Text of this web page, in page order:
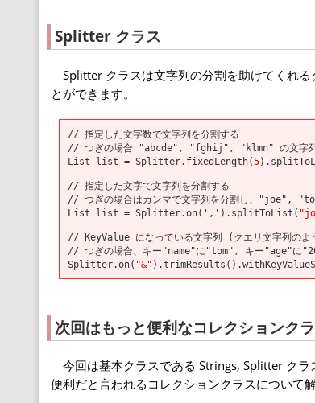
Splitter クラス
Splitter クラスは文字列の分割を助けてくれる
とができます。
// 指定した文字数で文字列を分割する
// つぎの場合 "abcde", "fghij", "klmn" の文字列
List list = Splitter.fixedLength(5
// 指定した文字で文字列を分割する
// つぎの場合はカンマで文字列を分割し、"joe",
List list = Splitter.on(',').splitToList(
// KeyValue になっている文字列 (クエリ文字列のよ
// つぎの場合、キー"name"に"tom", キー"age"に
Splitter.on( "&"
次回はもっと便利なコレクションク
今回は基本クラスである Strings, Splitter クラ
便利だと言われるコレクションクラスについて